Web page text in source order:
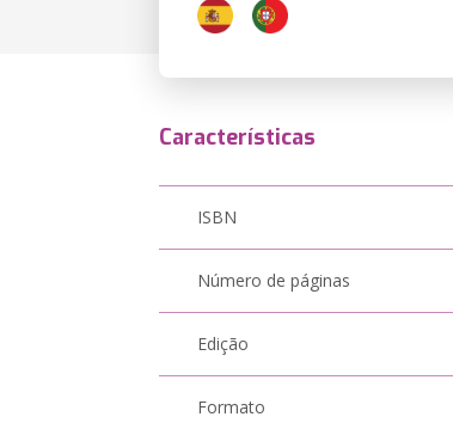
Características
ISBN
Número de páginas
Edição
Formato